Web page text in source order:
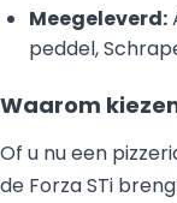
Meegeleverd:
peddel,
Waarom
Of u nu een
de Forza STi